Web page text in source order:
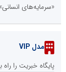
«سرمایه‌های
مدل VIP
پایگاه خبریت را راه